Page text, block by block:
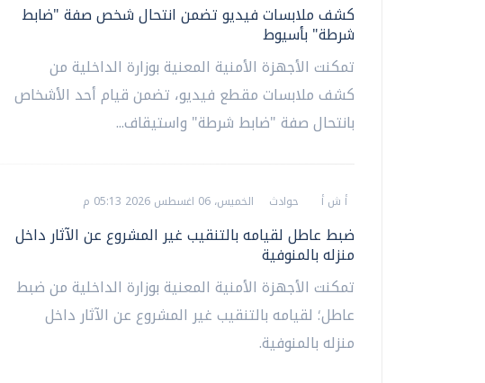
كشف ملابسات فيديو تضمن انتحال شخص صفة "ضابط
شرطة" بأسيوط
تمكنت الأجهزة الأمنية المعنية بوزارة الداخلية من
كشف ملابسات مقطع فيديو، تضمن قيام أحد الأشخاص
بانتحال صفة "ضابط شرطة" واستيقاف...
أ ش أ حوادث الخميس، 06 اغسطس 2026 05:13 م
ضبط عاطل لقيامه بالتنقيب غير المشروع عن الآثار داخل
منزله بالمنوفية
تمكنت الأجهزة الأمنية المعنية بوزارة الداخلية من ضبط
عاطل؛ لقيامه بالتنقيب غير المشروع عن الآثار داخل
منزله بالمنوفية.